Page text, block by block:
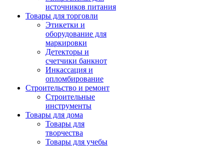
источников питания
Товары для торговли
Этикетки и
оборудование для
маркировки
Детекторы и
счетчики банкнот
Инкассация и
опломбирование
Строительство и ремонт
Строительные
инструменты
Товары для дома
Товары для
творчества
Товары для учебы